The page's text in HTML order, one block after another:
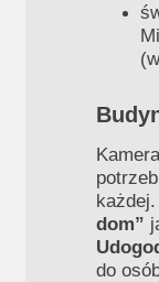
dom”
do